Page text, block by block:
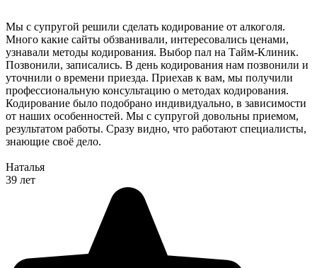
Мы с супругой решили сделать кодирование от алкоголя.
Много какие сайты обзванивали, интересовались ценами,
узнавали методы кодирования. Выбор пал на Тайм-Клиник.
Позвонили, записались. В день кодирования нам позвонили и
уточнили о времени приезда. Приехав к вам, мы получили
профессиональную консультацию о методах кодирования.
Кодирование было подобрано индивидуально, в зависимости
от наших особенностей. Мы с супругой довольны приемом,
результатом работы. Сразу видно, что работают специалисты,
знающие своё дело.
Наталья
39 лет